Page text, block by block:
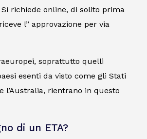
richiede online, di solito prima
l” approvazione per via
soprattutto quelli
esenti da visto come gli Stati
l’Australia, rientrano in questo
di un ETA?